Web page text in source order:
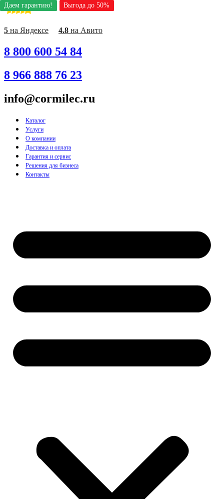
Перейти
к
содержимому
5 на Яндексе 4.8 на Авито
8 800 600 54 84
8 966 888 76 23
info@cormilec.ru
Каталог
Услуги
О компании
Доставка и оплата
Гарантия и сервис
Решения для бизнеса
Контакты
Даем гарантию! Выгода до 50%
Даем гарантию! Выгода до 50%
Даем гарантию! Выгода до 50%
Даем гарантию! Выгода до 50%
Даем гарантию! Выгода до 50%
Даем гарантию! Выгода до 50%
Даем гарантию! Выгода до 50%
Даем гарантию! Выгода до 50%
Даем гарантию! Выгода до 50%